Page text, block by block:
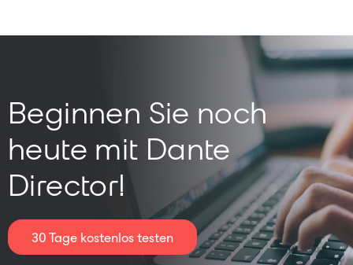
Beginnen Sie noch
heute mit Dante
Director!
30 Tage kostenlos testen